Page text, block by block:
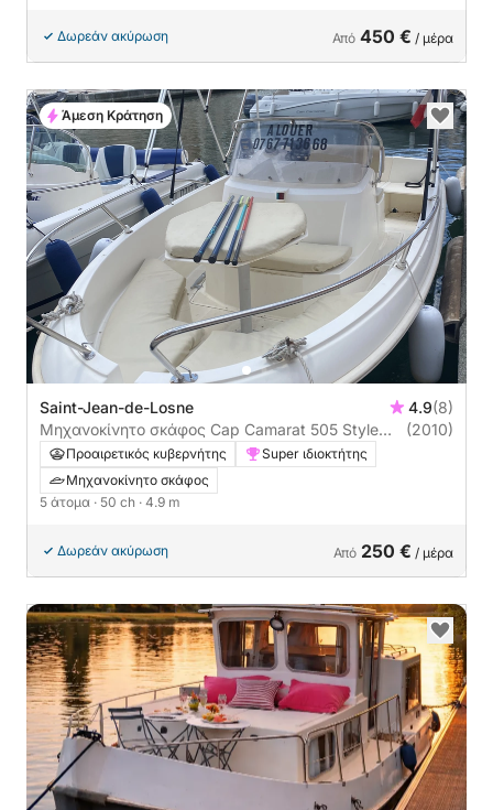
Δωρεάν ακύρωση Από 450 € / μέρα
Saint-Jean-de-Losne 4.9(8)
Μηχανοκίνητο σκάφος Cap Camarat 505 Style
50ch
(2010)
Προαιρετικός κυβερνήτης
Super ιδιοκτήτης
Μηχανοκίνητο σκάφος
5 άτομα · 50 ch · 4.9 m
Δωρεάν ακύρωση Από 250 € / μέρα
Άμεση Κράτηση